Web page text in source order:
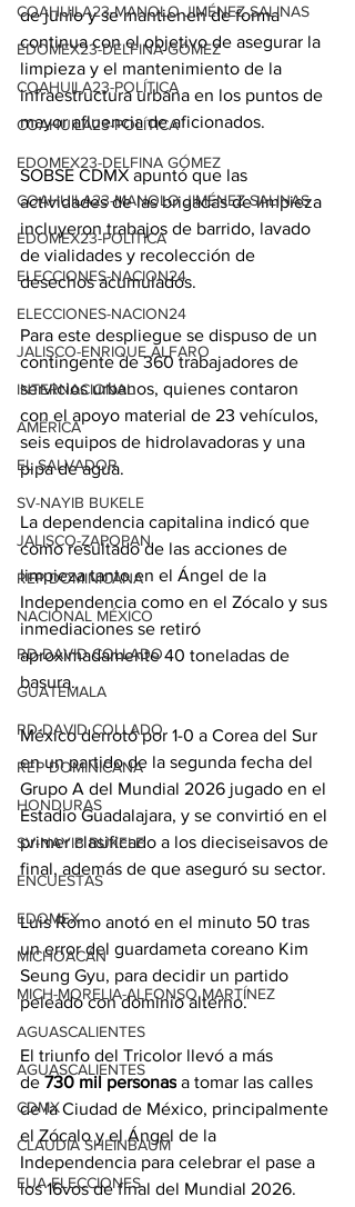
COAHUILA23-MANOLO JIMÉNEZ SALINAS
EDOMEX23-DELFINA GÓMEZ
COAHUILA23-POLÍTICA
COAHUILA23-POLÍTICA
EDOMEX23-DELFINA GÓMEZ
COAHUILA23-MANOLO JIMÉNEZ SALINAS
EDOMEX23-POLÍTICA
ELECCIONES-NACION24
ELECCIONES-NACION24
JALISCO-ENRIQUE ALFARO
INTERNACIONAL
AMÉRICA
EL SALVADOR
SV-NAYIB BUKELE
JALISCO-ZAPOPAN
REP DOMINICANA
NACIONAL MÉXICO
RD-DAVID COLLADO
GUATEMALA
RD-DAVID COLLADO
REP DOMINICANA
HONDURAS
SV-NAYIB BUKELE
ENCUESTAS
EDOMEX
MICHOACÁN
MICH-MORELIA-ALFONSO MARTÍNEZ
AGUASCALIENTES
AGUASCALIENTES
CDMX
CLAUDIA SHEINBAUM
EUA ELECCIONES
de junio y se mantienen de forma
continua con el objetivo de asegurar la
limpieza y el mantenimiento de la
infraestructura urbana en los puntos de
mayor afluencia de aficionados.
SOBSE CDMX apuntó que las
actividades de las brigadas de limpieza
incluyeron trabajos de barrido, lavado
de vialidades y recolección de
desechos acumulados.
Para este despliegue se dispuso de un
contingente de 360 trabajadores de
servicios urbanos, quienes contaron
con el apoyo material de 23 vehículos,
seis equipos de hidrolavadoras y una
pipa de agua.
La dependencia capitalina indicó que
como resultado de las acciones de
limpieza tanto en el Ángel de la
Independencia como en el Zócalo y sus
inmediaciones se retiró
aproximadamente 40 toneladas de
basura.
México derrotó por 1-0 a Corea del Sur
en un partido de la segunda fecha del
Grupo A del Mundial 2026 jugado en el
Estadio Guadalajara, y se convirtió en el
primer clasificado a los dieciseisavos de
final, además de que aseguró su sector.
Luis Romo anotó en el minuto 50 tras
un error del guardameta coreano Kim
Seung Gyu, para decidir un partido
peleado con dominio alterno.
El triunfo del Tricolor llevó a más
de 730 mil personas a tomar las calles
de la Ciudad de México, principalmente
el Zócalo y el Ángel de la
Independencia para celebrar el pase a
los 16vos de final del Mundial 2026.